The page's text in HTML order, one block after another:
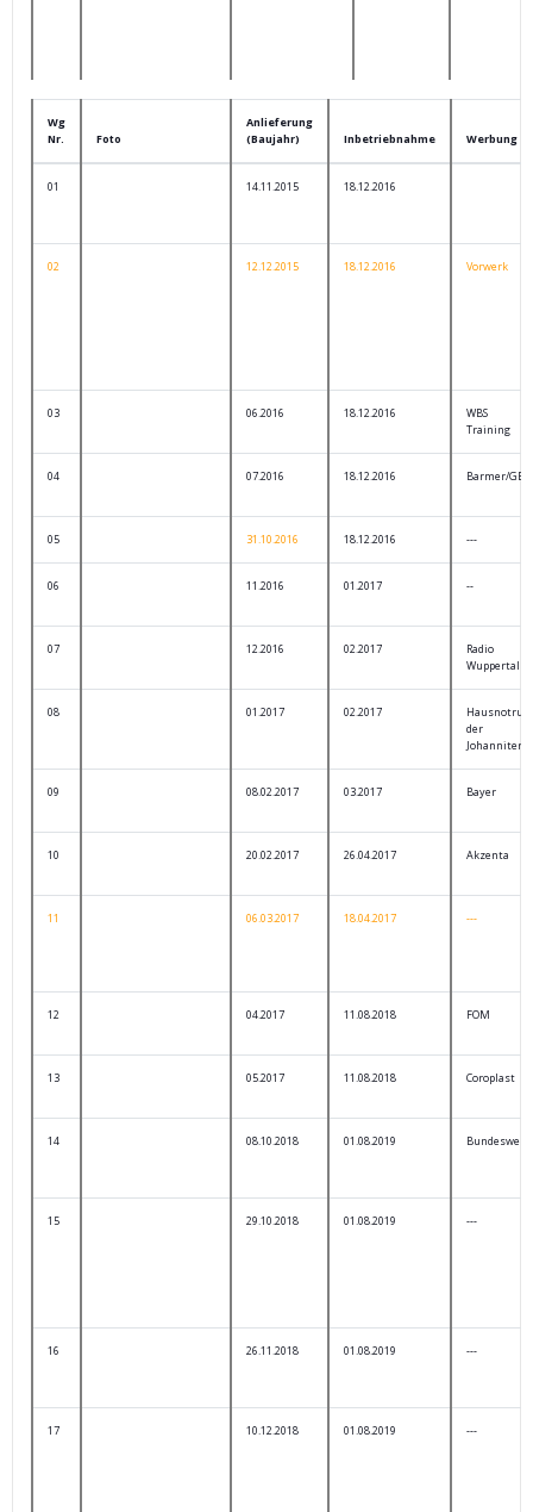
Wg
Nr.
Foto
Anlieferung
(Baujahr)
Inbetriebnahme Werbung
01 14.11.2015 18.12.2016
02 12.12.2015 18.12.2016 Vorwerk
03 06.2016 18.12.2016
WBS
Training
04 07.2016 18.12.2016 Barmer/GEK
05 31.10.2016 18.12.2016 ---
06 11.2016 01.2017 --
07 12.2016 02.2017
Radio
Wuppertal
08 01.2017 02.2017
Hausnotruf
der
Johanniter
09 08.02.2017 03.2017 Bayer
10 20.02.2017 26.04.2017 Akzenta
11 06.03.2017 18.04.2017 ---
12 04.2017 11.08.2018 FOM
13 05.2017 11.08.2018 Coroplast
14 08.10.2018 01.08.2019 Bundeswehr
15 29.10.2018 01.08.2019 ---
16 26.11.2018 01.08.2019 ---
17 10.12.2018 01.08.2019 ---